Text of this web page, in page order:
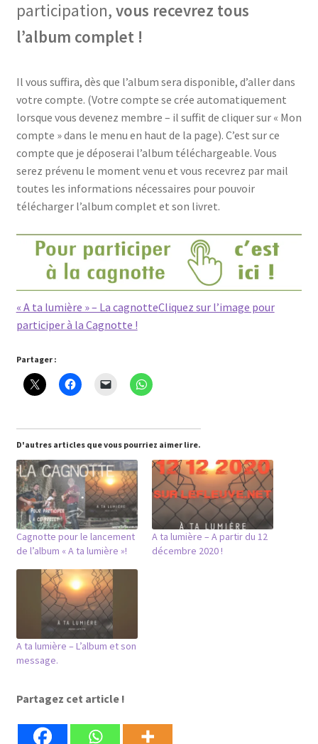
participation, vous recevrez tous
l’album complet !
Il vous suffira, dès que l’album sera disponible, d’aller dans
votre compte. (Votre compte se crée automatiquement
lorsque vous devenez membre – il suffit de cliquer sur « Mon
compte » dans le menu en haut de la page). C’est sur ce
compte que je déposerai l’album téléchargeable. Vous
serez prévenu le moment venu et vous recevrez par mail
toutes les informations nécessaires pour pouvoir
télécharger l’album complet et son livret.
« A ta lumière » – La cagnotteCliquez sur l’image pour
participer à la Cagnotte !
Partager :
D'autres articles que vous pourriez aimer lire.
Cagnotte pour le lancement
de l’album « A ta lumière »!
A ta lumière – A partir du 12
décembre 2020 !
A ta lumière – L’album et son
message.
Partagez cet article !